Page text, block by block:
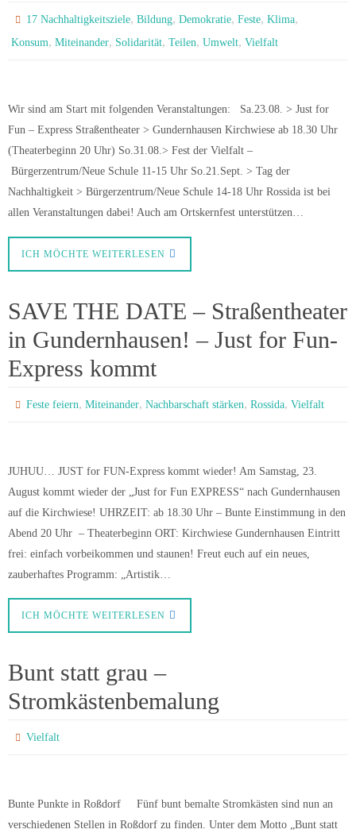
17 Nachhaltigkeitsziele,Bildung,Demokratie,Feste,Klima,
Konsum, Miteinander, Solidarität, Teilen, Umwelt, Vielfalt
Wir sind am Start mit folgenden Veranstaltungen: Sa.23.08. > Just for
Fun – Express Straßentheater > Gundernhausen Kirchwiese ab 18.30 Uhr
(Theaterbeginn 20 Uhr) So.31.08.> Fest der Vielfalt –
Bürgerzentrum/Neue Schule 11-15 Uhr So.21.Sept. > Tag der
Nachhaltigkeit > Bürgerzentrum/Neue Schule 14-18 Uhr Rossida ist bei
allen Veranstaltungen dabei! Auch am Ortskernfest unterstützen…
ICH MÖCHTE WEITERLESEN
SAVE THE DATE – Straßentheater
in Gundernhausen! – Just for Fun-
Express kommt
Feste feiern,Miteinander,Nachbarschaft stärken,Rossida,Vielfalt
JUHUU… JUST for FUN-Express kommt wieder! Am Samstag, 23.
August kommt wieder der „Just for Fun EXPRESS“ nach Gundernhausen
auf die Kirchwiese! UHRZEIT: ab 18.30 Uhr – Bunte Einstimmung in den
Abend 20 Uhr – Theaterbeginn ORT: Kirchwiese Gundernhausen Eintritt
frei: einfach vorbeikommen und staunen! Freut euch auf ein neues,
zauberhaftes Programm: „Artistik…
ICH MÖCHTE WEITERLESEN
Bunt statt grau –
Stromkästenbemalung
Vielfalt
Bunte Punkte in Roßdorf Fünf bunt bemalte Stromkästen sind nun an
verschiedenen Stellen in Roßdorf zu finden. Unter dem Motto „Bunt statt